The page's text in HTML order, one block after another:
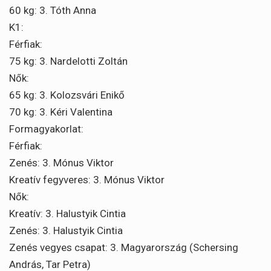
60 kg: 3. Tóth Anna
K1:
Férfiak:
75 kg: 3. Nardelotti Zoltán
Nők:
65 kg: 3. Kolozsvári Enikő
70 kg: 3. Kéri Valentina
Formagyakorlat:
Férfiak:
Zenés: 3. Mónus Viktor
Kreatív fegyveres: 3. Mónus Viktor
Nők:
Kreatív: 3. Halustyik Cintia
Zenés: 3. Halustyik Cintia
Zenés vegyes csapat: 3. Magyarország (Schersing
András, Tar Petra)